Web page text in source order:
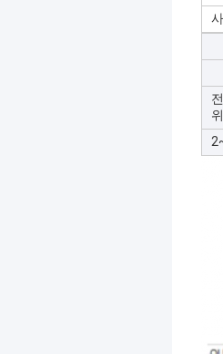
위